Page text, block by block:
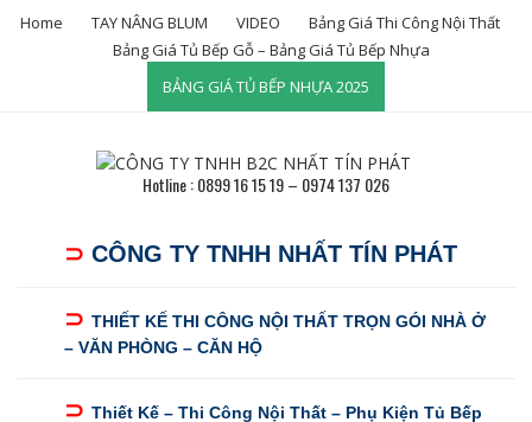
Home TAY NÂNG BLUM VIDEO
Bảng Giá Thi Công Nội Thất
Bảng Giá Tủ Bếp Gỗ – Bảng Giá Tủ Bếp Nhựa
BẢNG GIÁ TỦ BẾP NHỰA 2025
Hotline : 0899 16 15 19 – 0974 137 026
⊃ CÔNG TY TNHH NHẤT TÍN PHÁT
⊃ THIẾT KẾ THI CÔNG NỘI THẤT TRỌN GÓI NHÀ Ở
– VĂN PHÒNG – CĂN HỘ
⊃ Thiết Kế – Thi Công Nội Thất – Phụ Kiện Tủ Bếp